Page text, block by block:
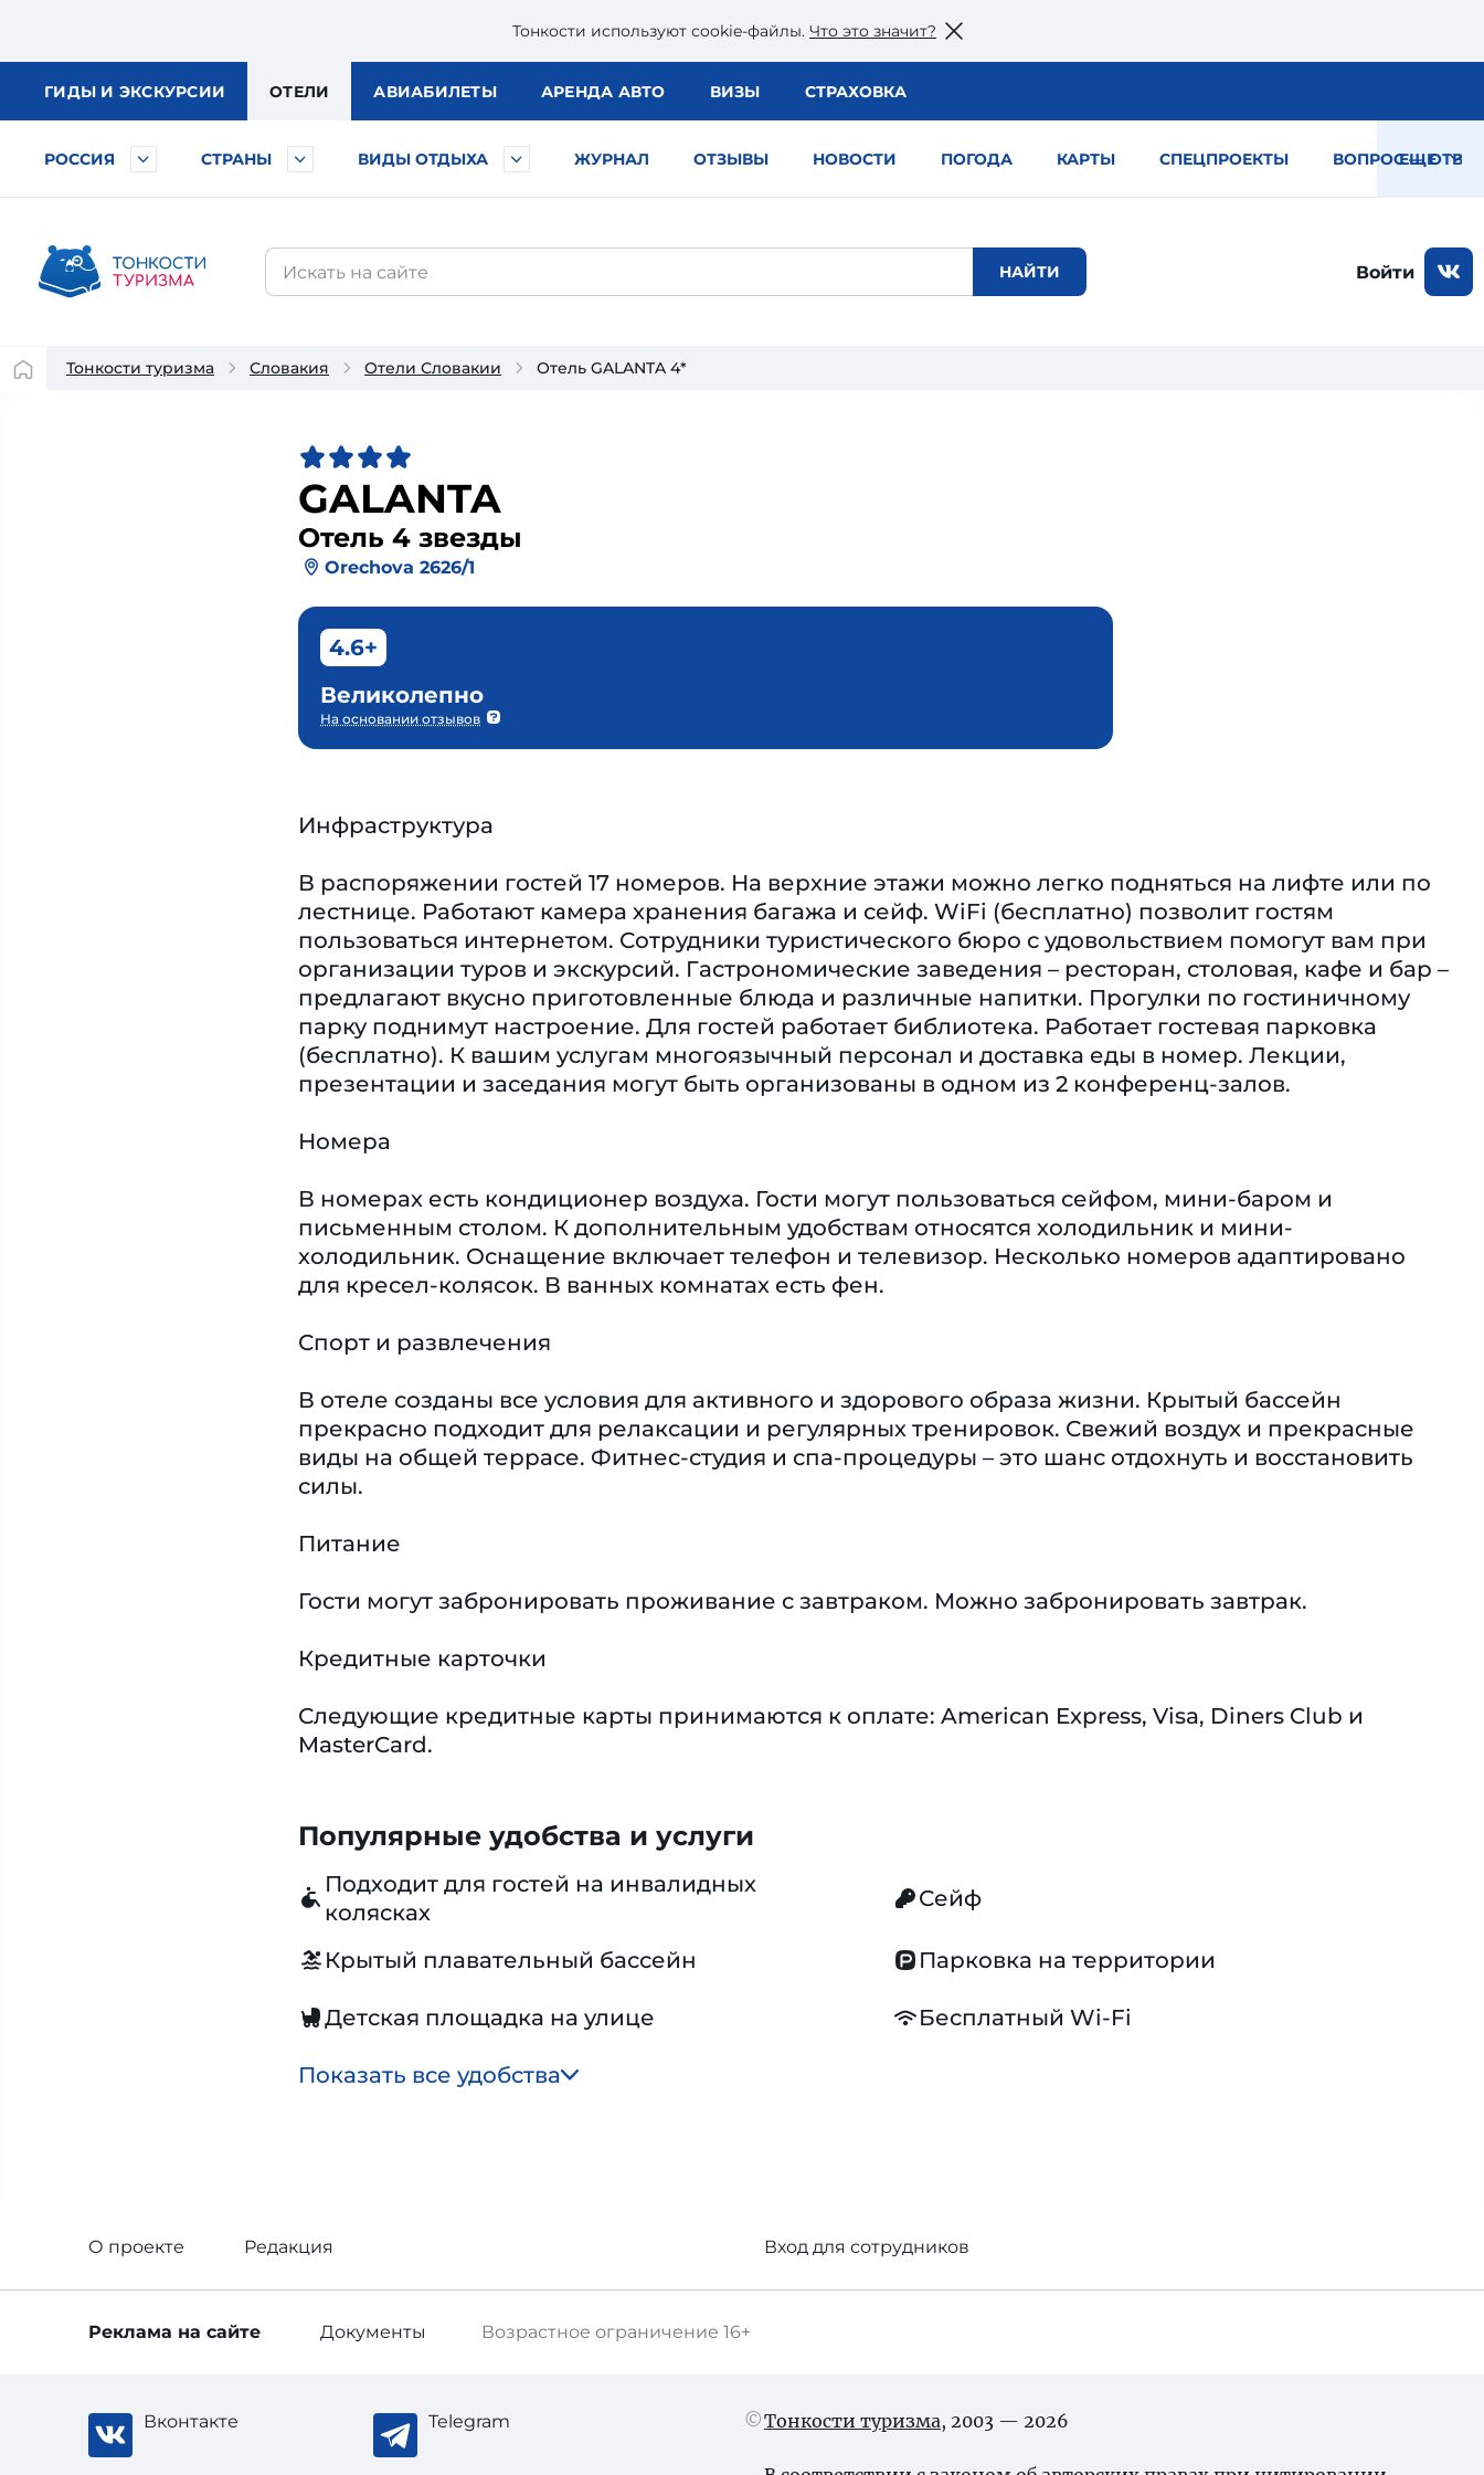
Тонкости используют сookie-файлы. Что это значит?
ГИДЫ И ЭКСКУРСИИ ОТЕЛИ АВИАБИЛЕТЫ АРЕНДА АВТО ВИЗЫ СТРАХОВКА
РОССИЯ СТРАНЫ ВИДЫ ОТДЫХА ЖУРНАЛ ОТЗЫВЫ НОВОСТИ ПОГОДА КАРТЫ СПЕЦПРОЕКТЫ ВОПРОС — ОТВЕТ
ЕЩЕ
Войти
Тонкости туризма Словакия Отели Словакии Отель GALANTA 4*
GALANTA
Отель 4 звезды
Orechova 2626/1
4.6+
Великолепно
На основании отзывов
Инфраструктура
В распоряжении гостей 17 номеров. На верхние этажи можно легко подняться на лифте или по
лестнице. Работают камера хранения багажа и сейф. WiFi (бесплатно) позволит гостям
пользоваться интернетом. Сотрудники туристического бюро с удовольствием помогут вам при
организации туров и экскурсий. Гастрономические заведения – ресторан, столовая, кафе и бар –
предлагают вкусно приготовленные блюда и различные напитки. Прогулки по гостиничному
парку поднимут настроение. Для гостей работает библиотека. Работает гостевая парковка
(бесплатно). К вашим услугам многоязычный персонал и доставка еды в номер. Лекции,
презентации и заседания могут быть организованы в одном из 2 конференц-залов.
Номера
В номерах есть кондиционер воздуха. Гости могут пользоваться сейфом, мини-баром и
письменным столом. К дополнительным удобствам относятся холодильник и мини-
холодильник. Оснащение включает телефон и телевизор. Несколько номеров адаптировано
для кресел-колясок. В ванных комнатах есть фен.
Спорт и развлечения
В отеле созданы все условия для активного и здорового образа жизни. Крытый бассейн
прекрасно подходит для релаксации и регулярных тренировок. Свежий воздух и прекрасные
виды на общей террасе. Фитнес-студия и спа-процедуры – это шанс отдохнуть и восстановить
силы.
Питание
Гости могут забронировать проживание с завтраком. Можно забронировать завтрак.
Кредитные карточки
Следующие кредитные карты принимаются к оплате: American Express, Visa, Diners Club и
MasterCard.
Популярные удобства и услуги
Подходит для гостей на инвалидных
колясках
Сейф
Крытый плавательный бассейн Парковка на территории
Детская площадка на улице Бесплатный Wi-Fi
Показать все удобства
О проекте Редакция Вход для сотрудников
Возрастное ограничение 16+
Реклама на сайте Документы
Вконтакте Telegram Тонкости туризма, 2003 — 2026